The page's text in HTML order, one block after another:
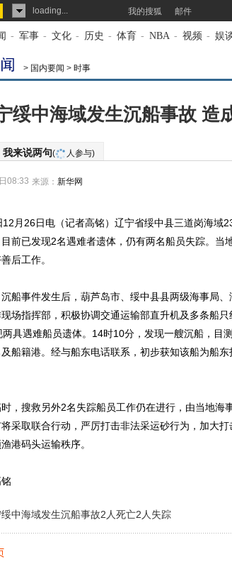
loading... 我的搜狐 邮件
- 军事 - 文化 - 历史 - 体育 - NBA - 视频 - 娱
> 国内要闻 > 时事
绥中海域发生沉船事故 造
我来说两句( 人参与)
08:33 来源： 新华网
月26日电（记者高铭）辽宁省绥中县三道岗海域
前已发现2名遇难者遗体，仍有两名船员失踪。当
后工作。
事件发生后，葫芦岛市、绥中县县两级海事局、
场指挥部，积极协调交通运输部直升机及多条船
两具遇难船员遗体。14时10分，发现一艘沉船，目
船籍港。经与船东电话联系，初步获知该船为船
搜救另外2名失踪船员工作仍在进行，由当地海
采取联合行动，严厉打击非法采运砂行为，加大
港码头运输秩序。
中海域发生沉船事故2人死亡2人失踪